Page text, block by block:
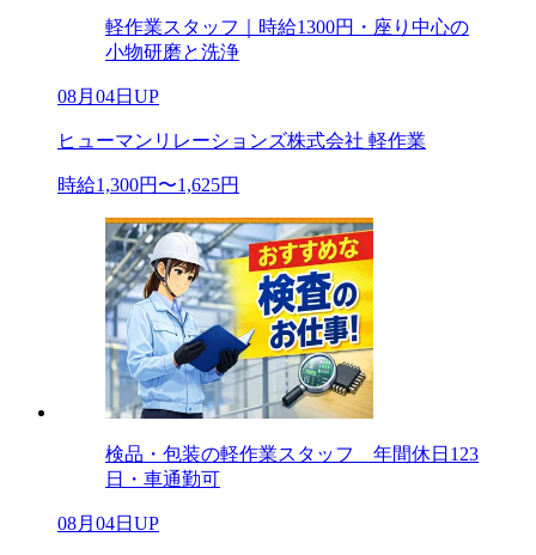
軽作業スタッフ｜時給1300円・座り中心の
小物研磨と洗浄
08月04日UP
ヒューマンリレーションズ株式会社 軽作業
時給1,300円〜1,625円
検品・包装の軽作業スタッフ 年間休日123
日・車通勤可
08月04日UP